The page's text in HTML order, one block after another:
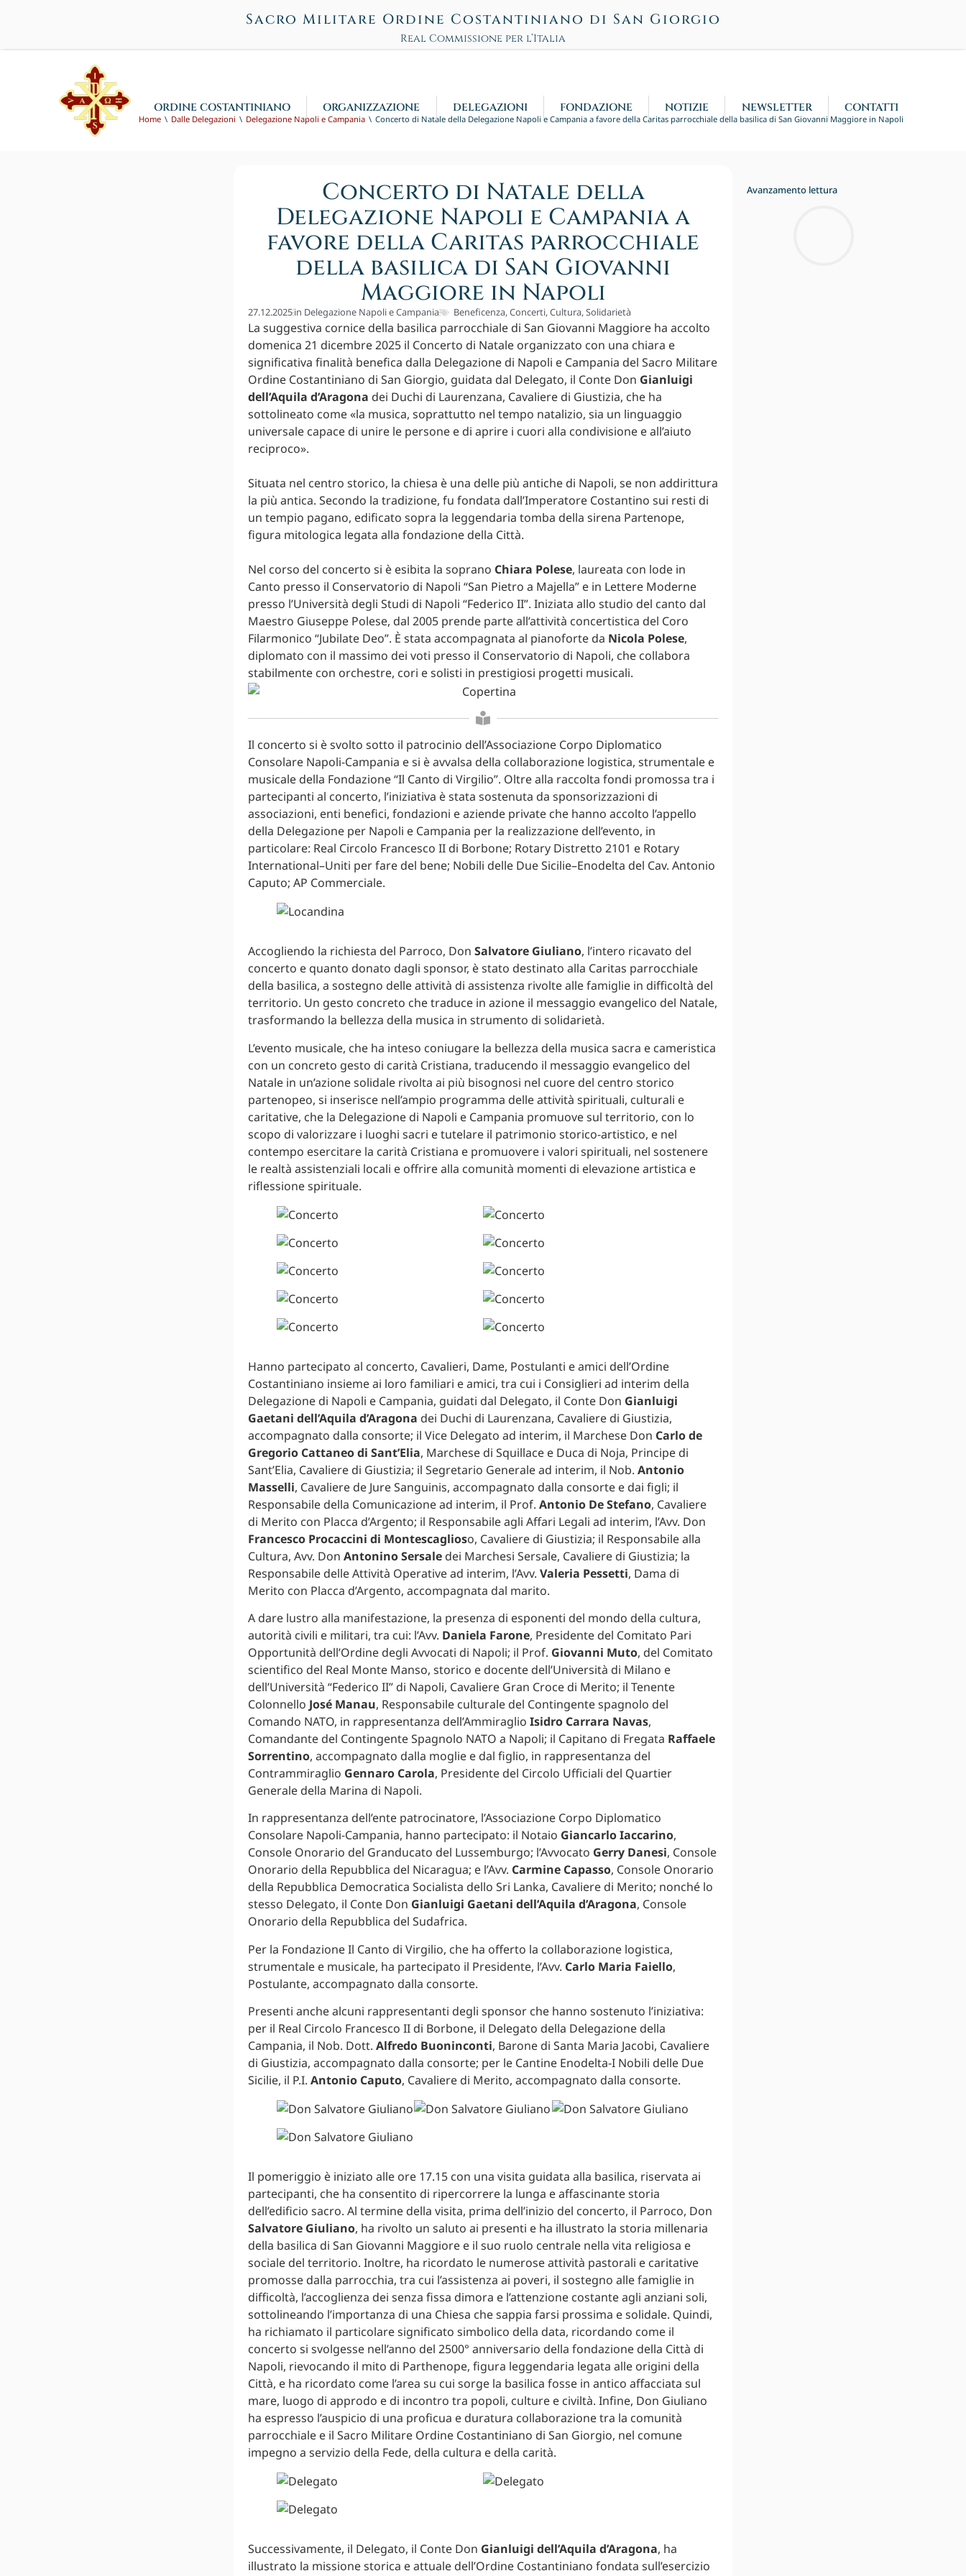
Sacro Militare Ordine Costantiniano di San Giorgio
Real Commissione per l’Italia
ORDINE COSTANTINIANO ORGANIZZAZIONE DELEGAZIONI FONDAZIONE NOTIZIE NEWSLETTER CONTATTI
Home Dalle Delegazioni Delegazione Napoli e Campania Concerto di Natale della Delegazione Napoli e Campania a favore della Caritas parrocchiale della basilica di San Giovanni Maggiore in Napoli
Concerto di Natale della
Delegazione Napoli e Campania a
favore della Caritas parrocchiale
della basilica di San Giovanni
Maggiore in Napoli
27.12.2025in Delegazione Napoli e Campania Beneficenza,Concerti,Cultura,Solidarietà
La suggestiva cornice della basilica parrocchiale di San Giovanni Maggiore ha accolto
domenica 21 dicembre 2025 il Concerto di Natale organizzato con una chiara e
significativa finalità benefica dalla Delegazione di Napoli e Campania del Sacro Militare
Ordine Costantiniano di San Giorgio, guidata dal Delegato, il Conte Don Gianluigi
dell’Aquila d’Aragona dei Duchi di Laurenzana, Cavaliere di Giustizia, che ha
sottolineato come «la musica, soprattutto nel tempo natalizio, sia un linguaggio
universale capace di unire le persone e di aprire i cuori alla condivisione e all’aiuto
reciproco».
Situata nel centro storico, la chiesa è una delle più antiche di Napoli, se non addirittura
la più antica. Secondo la tradizione, fu fondata dall’Imperatore Costantino sui resti di
un tempio pagano, edificato sopra la leggendaria tomba della sirena Partenope,
figura mitologica legata alla fondazione della Città.
Nel corso del concerto si è esibita la soprano Chiara Polese, laureata con lode in
Canto presso il Conservatorio di Napoli “San Pietro a Majella” e in Lettere Moderne
presso l’Università degli Studi di Napoli “Federico II”. Iniziata allo studio del canto dal
Maestro Giuseppe Polese, dal 2005 prende parte all’attività concertistica del Coro
Filarmonico “Jubilate Deo”. È stata accompagnata al pianoforte da Nicola Polese,
diplomato con il massimo dei voti presso il Conservatorio di Napoli, che collabora
stabilmente con orchestre, cori e solisti in prestigiosi progetti musicali.
Il concerto si è svolto sotto il patrocinio dell’Associazione Corpo Diplomatico
Consolare Napoli-Campania e si è avvalsa della collaborazione logistica, strumentale e
musicale della Fondazione “Il Canto di Virgilio”. Oltre alla raccolta fondi promossa tra i
partecipanti al concerto, l’iniziativa è stata sostenuta da sponsorizzazioni di
associazioni, enti benefici, fondazioni e aziende private che hanno accolto l’appello
della Delegazione per Napoli e Campania per la realizzazione dell’evento, in
particolare: Real Circolo Francesco II di Borbone; Rotary Distretto 2101 e Rotary
International–Uniti per fare del bene; Nobili delle Due Sicilie–Enodelta del Cav. Antonio
Caputo; AP Commerciale.
Accogliendo la richiesta del Parroco, Don Salvatore Giuliano, l’intero ricavato del
concerto e quanto donato dagli sponsor, è stato destinato alla Caritas parrocchiale
della basilica, a sostegno delle attività di assistenza rivolte alle famiglie in difficoltà del
territorio. Un gesto concreto che traduce in azione il messaggio evangelico del Natale,
trasformando la bellezza della musica in strumento di solidarietà.
L’evento musicale, che ha inteso coniugare la bellezza della musica sacra e cameristica
con un concreto gesto di carità Cristiana, traducendo il messaggio evangelico del
Natale in un’azione solidale rivolta ai più bisognosi nel cuore del centro storico
partenopeo, si inserisce nell’ampio programma delle attività spirituali, culturali e
caritative, che la Delegazione di Napoli e Campania promuove sul territorio, con lo
scopo di valorizzare i luoghi sacri e tutelare il patrimonio storico-artistico, e nel
contempo esercitare la carità Cristiana e promuovere i valori spirituali, nel sostenere
le realtà assistenziali locali e offrire alla comunità momenti di elevazione artistica e
riflessione spirituale.
Hanno partecipato al concerto, Cavalieri, Dame, Postulanti e amici dell’Ordine
Costantiniano insieme ai loro familiari e amici, tra cui i Consiglieri ad interim della
Delegazione di Napoli e Campania, guidati dal Delegato, il Conte Don Gianluigi
Gaetani dell’Aquila d’Aragona dei Duchi di Laurenzana, Cavaliere di Giustizia,
accompagnato dalla consorte; il Vice Delegato ad interim, il Marchese Don Carlo de
Gregorio Cattaneo di Sant’Elia, Marchese di Squillace e Duca di Noja, Principe di
Sant’Elia, Cavaliere di Giustizia; il Segretario Generale ad interim, il Nob. Antonio
Masselli, Cavaliere de Jure Sanguinis, accompagnato dalla consorte e dai figli; il
Responsabile della Comunicazione ad interim, il Prof. Antonio De Stefano, Cavaliere
di Merito con Placca d’Argento; il Responsabile agli Affari Legali ad interim, l’Avv. Don
Francesco Procaccini di Montescaglioso, Cavaliere di Giustizia; il Responsabile alla
Cultura, Avv. Don Antonino Sersaledei Marchesi Sersale, Cavaliere di Giustizia; la
Responsabile delle Attività Operative ad interim, l’Avv. Valeria Pessetti, Dama di
Merito con Placca d’Argento, accompagnata dal marito.
A dare lustro alla manifestazione, la presenza di esponenti del mondo della cultura,
autorità civili e militari, tra cui: l’Avv. Daniela Farone, Presidente del Comitato Pari
Opportunità dell’Ordine degli Avvocati di Napoli; il Prof. Giovanni Muto, del Comitato
scientifico del Real Monte Manso, storico e docente dell’Università di Milano e
dell’Università “Federico II” di Napoli, Cavaliere Gran Croce di Merito; il Tenente
Colonnello José Manau, Responsabile culturale del Contingente spagnolo del
Comando NATO, in rappresentanza dell’Ammiraglio Isidro Carrara Navas,
Comandante del Contingente Spagnolo NATO a Napoli; il Capitano di Fregata Raffaele
Sorrentino, accompagnato dalla moglie e dal figlio, in rappresentanza del
Contrammiraglio Gennaro Carola, Presidente del Circolo Ufficiali del Quartier
Generale della Marina di Napoli.
In rappresentanza dell’ente patrocinatore, l’Associazione Corpo Diplomatico
Consolare Napoli-Campania, hanno partecipato: il Notaio Giancarlo Iaccarino,
Console Onorario del Granducato del Lussemburgo; l’Avvocato Gerry Danesi, Console
Onorario della Repubblica del Nicaragua; e l’Avv. Carmine Capasso, Console Onorario
della Repubblica Democratica Socialista dello Sri Lanka, Cavaliere di Merito; nonché lo
stesso Delegato, il Conte Don Gianluigi Gaetani dell’Aquila d’Aragona, Console
Onorario della Repubblica del Sudafrica.
Per la Fondazione Il Canto di Virgilio, che ha offerto la collaborazione logistica,
strumentale e musicale, ha partecipato il Presidente, l’Avv. Carlo Maria Faiello,
Postulante, accompagnato dalla consorte.
Presenti anche alcuni rappresentanti degli sponsor che hanno sostenuto l’iniziativa:
per il Real Circolo Francesco II di Borbone, il Delegato della Delegazione della
Campania, il Nob. Dott. Alfredo Buoninconti, Barone di Santa Maria Jacobi, Cavaliere
di Giustizia, accompagnato dalla consorte; per le Cantine Enodelta-I Nobili delle Due
Sicilie, il P.I. Antonio Caputo, Cavaliere di Merito, accompagnato dalla consorte.
Il pomeriggio è iniziato alle ore 17.15 con una visita guidata alla basilica, riservata ai
partecipanti, che ha consentito di ripercorrere la lunga e affascinante storia
dell’edificio sacro. Al termine della visita, prima dell’inizio del concerto, il Parroco, Don
Salvatore Giuliano, ha rivolto un saluto ai presenti e ha illustrato la storia millenaria
della basilica di San Giovanni Maggiore e il suo ruolo centrale nella vita religiosa e
sociale del territorio. Inoltre, ha ricordato le numerose attività pastorali e caritative
promosse dalla parrocchia, tra cui l’assistenza ai poveri, il sostegno alle famiglie in
difficoltà, l’accoglienza dei senza fissa dimora e l’attenzione costante agli anziani soli,
sottolineando l’importanza di una Chiesa che sappia farsi prossima e solidale. Quindi,
ha richiamato il particolare significato simbolico della data, ricordando come il
concerto si svolgesse nell’anno del 2500° anniversario della fondazione della Città di
Napoli, rievocando il mito di Parthenope, figura leggendaria legata alle origini della
Città, e ha ricordato come l’area su cui sorge la basilica fosse in antico affacciata sul
mare, luogo di approdo e di incontro tra popoli, culture e civiltà. Infine, Don Giuliano
ha espresso l’auspicio di una proficua e duratura collaborazione tra la comunità
parrocchiale e il Sacro Militare Ordine Costantiniano di San Giorgio, nel comune
impegno a servizio della Fede, della cultura e della carità.
Successivamente, il Delegato, il Conte Don Gianluigi dell’Aquila d’Aragona, ha
illustrato la missione storica e attuale dell’Ordine Costantiniano fondata sull’esercizio
Avanzamento lettura